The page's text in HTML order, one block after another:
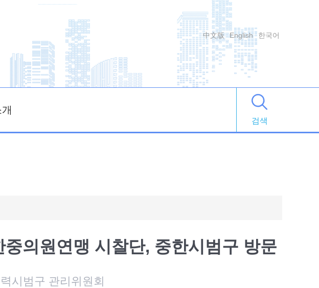
中文版 English 한국어
검색
의원연맹 시찰단, 중한시범구 방문
시범구 관리위원회